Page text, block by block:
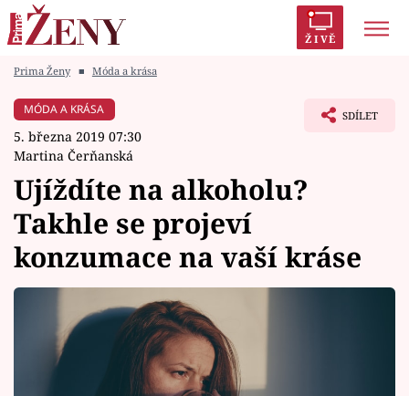
ŽIVĚ
Módní alarm
Témata
Celebrity
Vztahy
Seriály
Prima Ženy ■ Móda a krása
MÓDA A KRÁSA
5. března 2019 07:30
Martina Čerňanská
SDÍLET
Ujíždíte na alkoholu?
Takhle se projeví
konzumace na vaší kráse